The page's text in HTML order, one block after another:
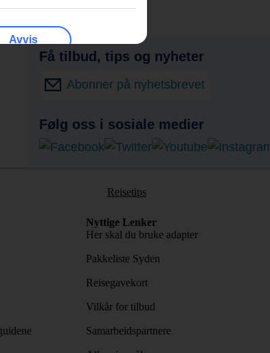
Få tilbud, tips og nyheter
Abonner på nyhetsbrevet
Følg oss i sosiale medier
Reisetips
Nyttige Lenker
Her skal du bruke adapter
Pakkeliste Syden
Reisegavekort
Vilkår for tilbud
Samarbeidspartnere
Avvis